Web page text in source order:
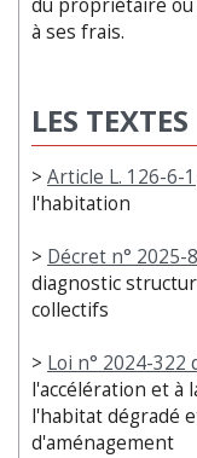
du propriétaire
à ses frais.
LES TEXTES
> Article L. 126-6-1
l'habitation
> Décret n° 2025-
diagnostic
collectifs
> Loi n° 2024-322
l'accélération et à
l'habitat dégradé
d'aménagement